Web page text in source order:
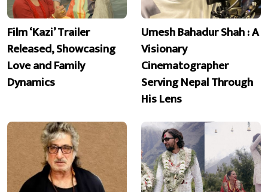
Film ‘Kazi’ Trailer
Released, Showcasing
Love and Family
Dynamics
Umesh Bahadur Shah : A
Visionary
Cinematographer
Serving Nepal Through
His Lens